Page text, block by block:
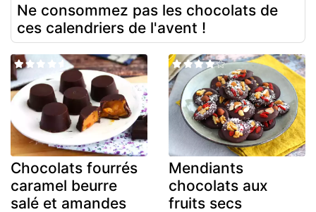
Ne consommez pas les chocolats de
ces calendriers de l'avent !
Chocolats fourrés
caramel beurre
salé et amandes
Mendiants
chocolats aux
fruits secs